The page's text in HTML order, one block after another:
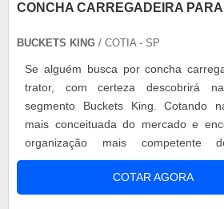
CONCHA CARREGADEIRA
BUCKETS KING / COTIA - SP
Se alguém busca por concha
trator, com certeza descobrirá
segmento Buckets King. Cotando
mais conceituada do mercado e
organização mais competente
importante lembrar que o produto
ser adquirido com empresas
segmento. Esse tipo de cuidado ajuda
COTAR AGORA